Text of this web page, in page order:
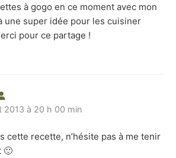
à gogo en ce moment avec mon
une super idée pour les cuisiner
pour ce partage !
i
:
2013 à 20 h 00 min
cette recette, n’hésite pas à me tenir
🙂